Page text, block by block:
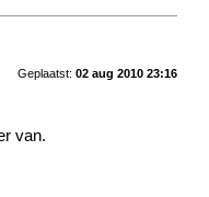
Geplaatst: 02 aug 2010 23:16
van.